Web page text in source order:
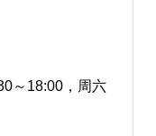
～18:00，周六